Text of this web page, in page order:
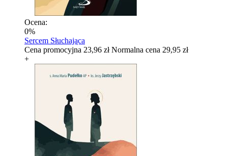
Ocena:
0%
Sercem Słuchająca
Cena promocyjna 23,96 zł Normalna cena 29,95 zł
+